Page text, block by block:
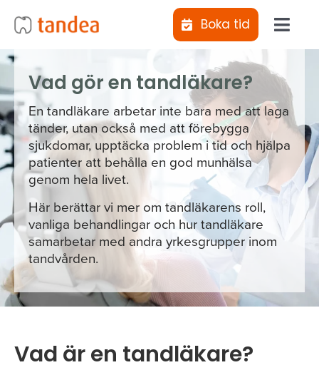
Boka tid
Kliniker
Vad gör en tandläkare?
En tandläkare arbetar inte bara med att laga
tänder, utan också med att förebygga
sjukdomar, upptäcka problem i tid och hjälpa
patienter att behålla en god munhälsa
genom hela livet.
Här berättar vi mer om tandläkarens roll,
vanliga behandlingar och hur tandläkare
samarbetar med andra yrkesgrupper inom
tandvården.
Vad är en tandläkare?